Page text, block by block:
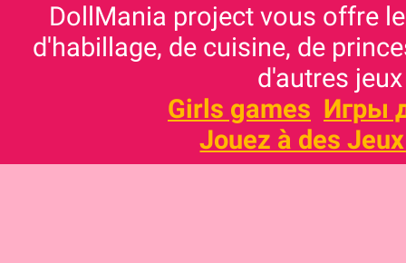
DollMania project vous offre
d'habillage, de cuisine, de
d'autres
Girls games Игры
Jouez à des